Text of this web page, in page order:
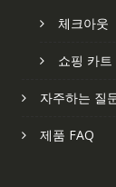
체크아웃
쇼핑 카트
자주하는 질
제품 FAQ